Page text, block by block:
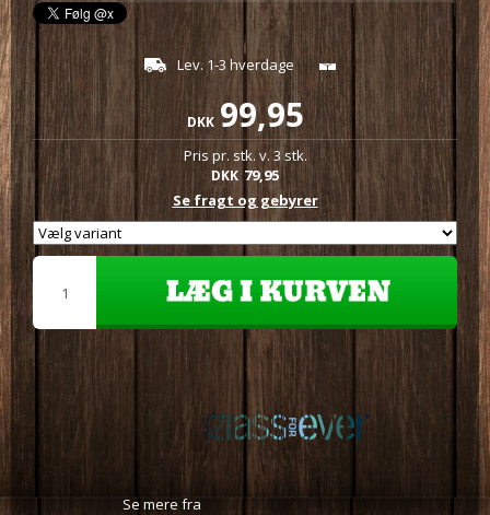
Lev. 1-3 hverdage
DKK 99,95
Pris pr. stk. v. 3 stk.
DKK 79,95
Se fragt og gebyrer
Se mere fra